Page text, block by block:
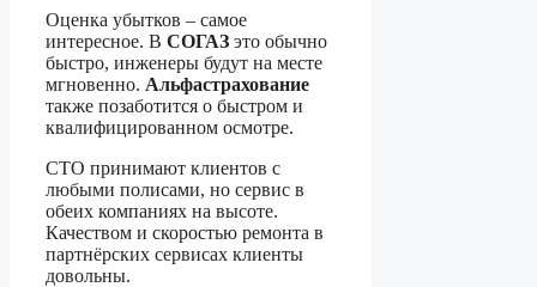
Оценка убытков – самое
интересное. В СОГАЗ это обычно
быстро, инженеры будут на месте
мгновенно. Альфастрахование
также позаботится о быстром и
квалифицированном осмотре.
СТО принимают клиентов с
любыми полисами, но сервис в
обеих компаниях на высоте.
Качеством и скоростью ремонта в
партнёрских сервисах клиенты
довольны.